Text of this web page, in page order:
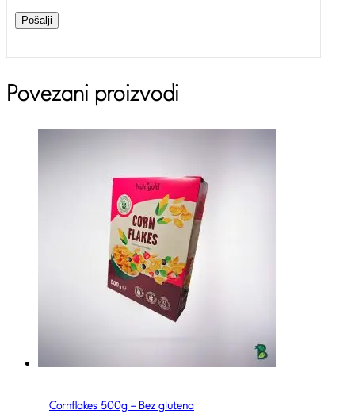
Pošalji
Povezani proizvodi
Cornflakes 500g – Bez glutena